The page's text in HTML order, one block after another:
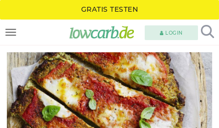
GRATIS TESTEN
TOGGLE NAVIGATION LOGIN